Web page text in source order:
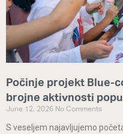
Počinje projekt Blue-
brojne aktivnosti
June 12, 2026 No Comments
S veseljem najavljujemo